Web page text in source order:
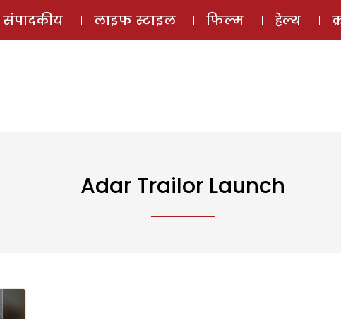
ई-मैगज़ीन
संपादकीय लाइफ स्टाइल फिल्म हेल्थ
Adar Trailor Launch